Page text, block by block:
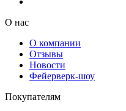
О нас
О компании
Отзывы
Новости
Фейерверк-шоу
Покупателям